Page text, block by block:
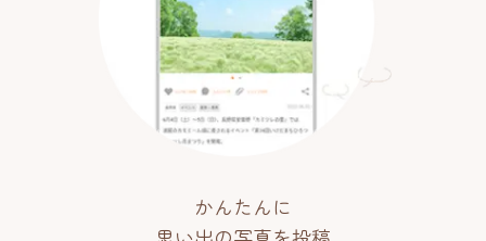
かんたんに